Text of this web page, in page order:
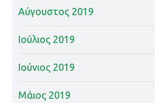
Αύγουστος 2019
Ιούλιος 2019
Ιούνιος 2019
Μάιος 2019